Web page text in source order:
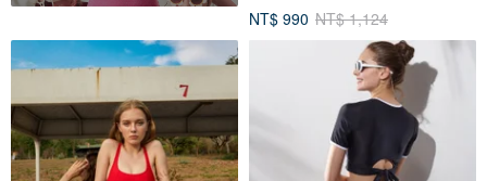
NT$ 990 NT$ 1,124